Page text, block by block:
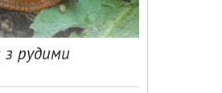
рудими